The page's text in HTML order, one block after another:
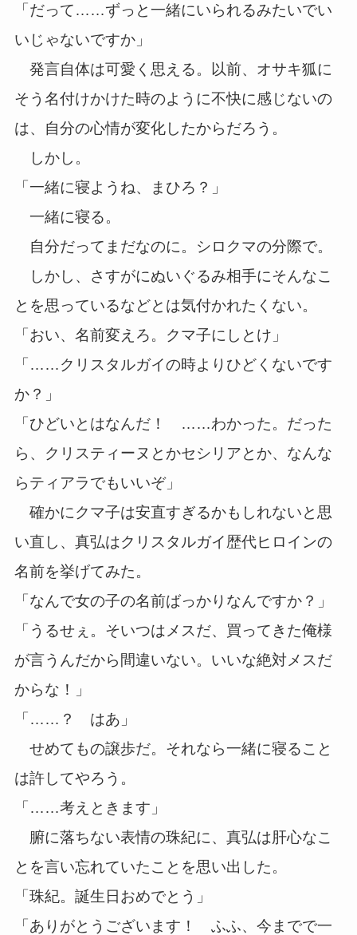
「だって……ずっと一緒にいられるみたいでい
いじゃないですか」
発言自体は可愛く思える。以前、オサキ狐に
そう名付けかけた時のように不快に感じないの
は、自分の心情が変化したからだろう。
しかし。
「一緒に寝ようね、まひろ？」
一緒に寝る。
自分だってまだなのに。シロクマの分際で。
しかし、さすがにぬいぐるみ相手にそんなこ
とを思っているなどとは気付かれたくない。
「おい、名前変えろ。クマ子にしとけ」
「……クリスタルガイの時よりひどくないです
か？」
「ひどいとはなんだ！ ……わかった。だった
ら、クリスティーヌとかセシリアとか、なんな
らティアラでもいいぞ」
確かにクマ子は安直すぎるかもしれないと思
い直し、真弘はクリスタルガイ歴代ヒロインの
名前を挙げてみた。
「なんで女の子の名前ばっかりなんですか？」
「うるせぇ。そいつはメスだ、買ってきた俺様
が言うんだから間違いない。いいな絶対メスだ
からな！」
「……？ はあ」
せめてもの譲歩だ。それなら一緒に寝ること
は許してやろう。
「……考えときます」
腑に落ちない表情の珠紀に、真弘は肝心なこ
とを言い忘れていたことを思い出した。
「珠紀。誕生日おめでとう」
「ありがとうございます！ ふふ、今までで一